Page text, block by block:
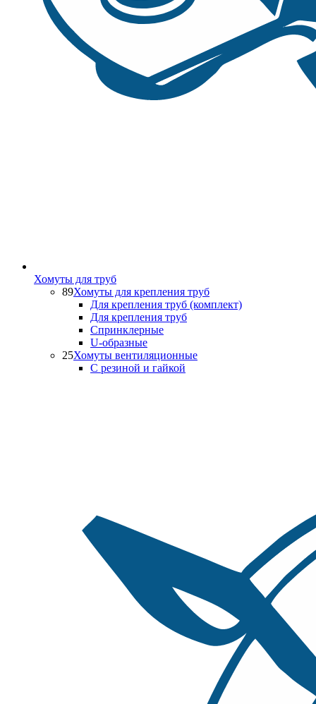
Хомуты для труб
89Хомуты для крепления труб
Для крепления труб (комплект)
Для крепления труб
Спринклерные
U-образные
25Хомуты вентиляционные
С резиной и гайкой